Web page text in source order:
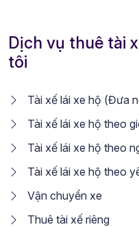
Dịch vụ thuê tài
tôi
Tài xế lái xe hộ (Đưa
Tài xế lái xe hộ theo
Tài xế lái xe hộ theo
Tài xế lái xe hộ theo
Vận chuyển xe
Thuê tài xế riêng